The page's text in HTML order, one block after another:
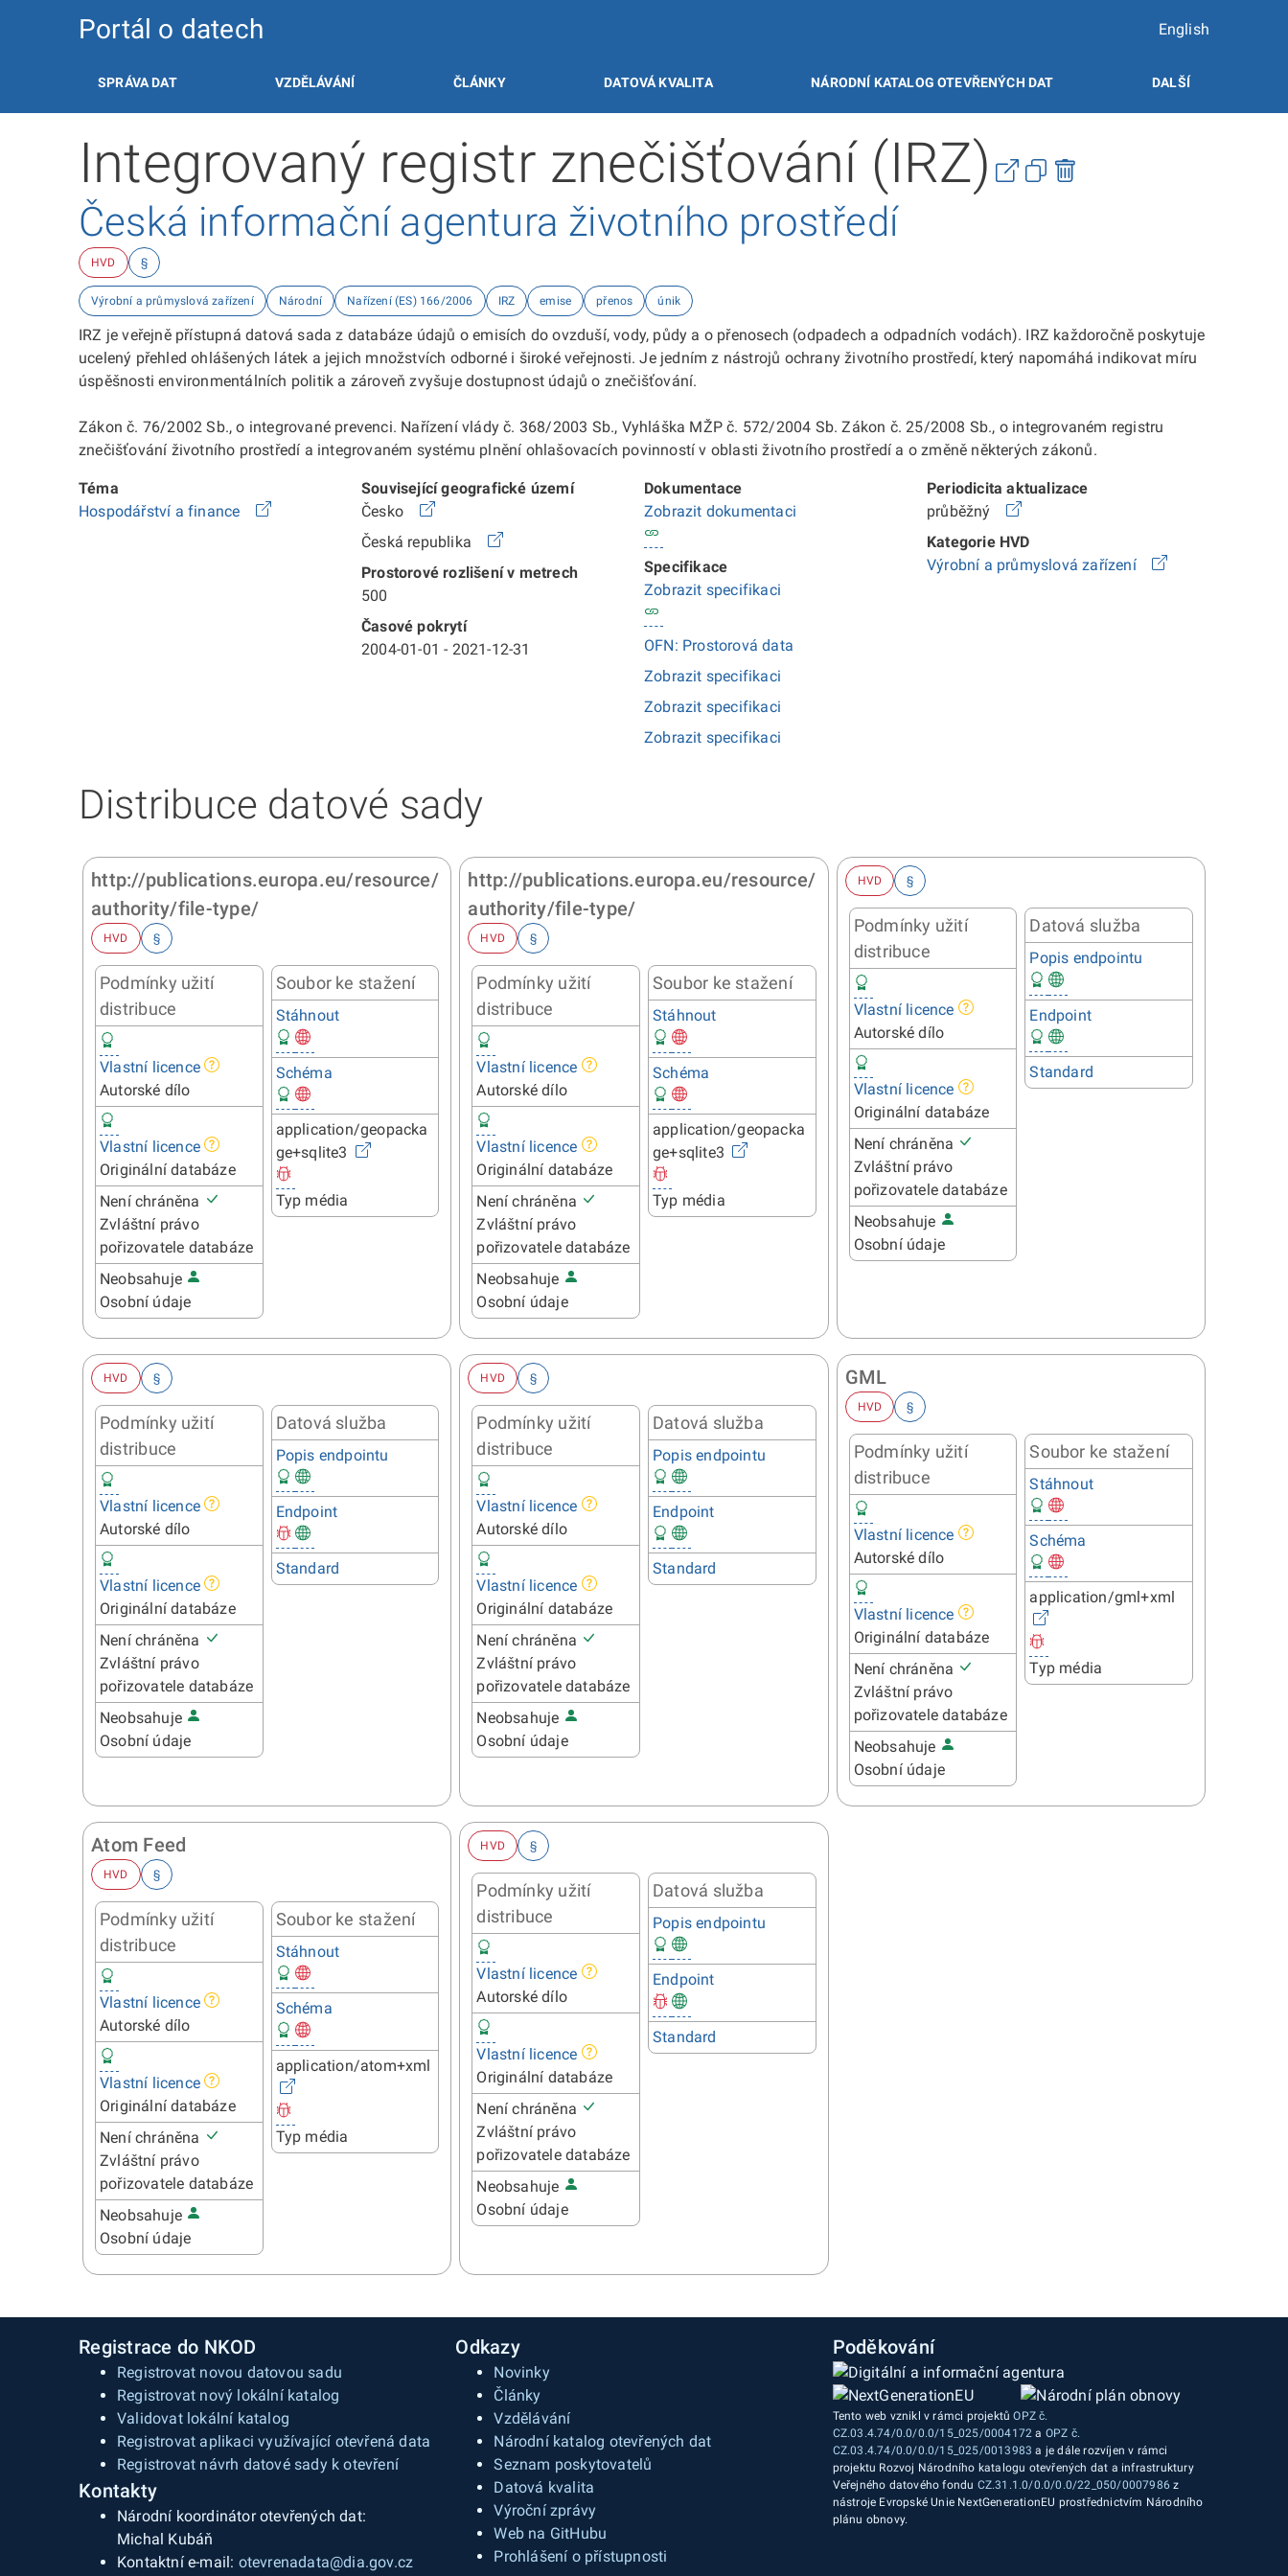
Portál o datech English
SPRÁVA DAT VZDĚLÁVÁNÍ ČLÁNKY DATOVÁ KVALITA NÁRODNÍ KATALOG OTEVŘENÝCH DAT DALŠÍ
Integrovaný registr znečišťování (IRZ)
Česká informační agentura životního prostředí
HVD §
Výrobní a průmyslová zařízení Národní Nařízení (ES) 166/2006 IRZ emise přenos únik
IRZ je veřejně přístupná datová sada z databáze údajů o emisích do ovzduší, vody, půdy a o přenosech (odpadech a odpadních vodách). IRZ každoročně poskytuje
ucelený přehled ohlášených látek a jejich množstvích odborné i široké veřejnosti. Je jedním z nástrojů ochrany životního prostředí, který napomáhá indikovat míru
úspěšnosti environmentálních politik a zároveň zvyšuje dostupnost údajů o znečišťování.
Zákon č. 76/2002 Sb., o integrované prevenci. Nařízení vlády č. 368/2003 Sb., Vyhláška MŽP č. 572/2004 Sb. Zákon č. 25/2008 Sb., o integrovaném registru
znečišťování životního prostředí a integrovaném systému plnění ohlašovacích povinností v oblasti životního prostředí a o změně některých zákonů.
Téma
Hospodářství a finance
Související geografické území
Česko
Česká republika
Prostorové rozlišení v metrech
500
Časové pokrytí
2004-01-01 - 2021-12-31
Dokumentace
Zobrazit dokumentaci
Specifikace
Zobrazit specifikaci
OFN: Prostorová data
Zobrazit specifikaci
Zobrazit specifikaci
Zobrazit specifikaci
Periodicita aktualizace
průběžný
Kategorie HVD
Výrobní a průmyslová zařízení
Distribuce datové sady
http://publications.europa.eu/resource/
authority/file-type/
HVD §
Podmínky užití
distribuce
Vlastní licence
Autorské dílo
Vlastní licence
Originální databáze
Není chráněna
Zvláštní právo
pořizovatele databáze
Neobsahuje
Osobní údaje
Soubor ke stažení
Stáhnout
Schéma
application/geopacka
ge+sqlite3
Typ média
http://publications.europa.eu/resource/
authority/file-type/
HVD §
Podmínky užití
distribuce
Vlastní licence
Autorské dílo
Vlastní licence
Originální databáze
Není chráněna
Zvláštní právo
pořizovatele databáze
Neobsahuje
Osobní údaje
Soubor ke stažení
Stáhnout
Schéma
application/geopacka
ge+sqlite3
Typ média
HVD §
Podmínky užití
distribuce
Vlastní licence
Autorské dílo
Vlastní licence
Originální databáze
Není chráněna
Zvláštní právo
pořizovatele databáze
Neobsahuje
Osobní údaje
Datová služba
Popis endpointu
Endpoint
Standard
HVD §
Podmínky užití
distribuce
Vlastní licence
Autorské dílo
Vlastní licence
Originální databáze
Není chráněna
Zvláštní právo
pořizovatele databáze
Neobsahuje
Osobní údaje
Datová služba
Popis endpointu
Endpoint
Standard
HVD §
Podmínky užití
distribuce
Vlastní licence
Autorské dílo
Vlastní licence
Originální databáze
Není chráněna
Zvláštní právo
pořizovatele databáze
Neobsahuje
Osobní údaje
Datová služba
Popis endpointu
Endpoint
Standard
GML
HVD §
Podmínky užití
distribuce
Vlastní licence
Autorské dílo
Vlastní licence
Originální databáze
Není chráněna
Zvláštní právo
pořizovatele databáze
Neobsahuje
Osobní údaje
Soubor ke stažení
Stáhnout
Schéma
application/gml+xml
Typ média
Atom Feed
HVD §
Podmínky užití
distribuce
Vlastní licence
Autorské dílo
Vlastní licence
Originální databáze
Není chráněna
Zvláštní právo
pořizovatele databáze
Neobsahuje
Osobní údaje
Soubor ke stažení
Stáhnout
Schéma
application/atom+xml
Typ média
HVD §
Podmínky užití
distribuce
Vlastní licence
Autorské dílo
Vlastní licence
Originální databáze
Není chráněna
Zvláštní právo
pořizovatele databáze
Neobsahuje
Osobní údaje
Datová služba
Popis endpointu
Endpoint
Standard
Registrace do NKOD
Registrovat novou datovou sadu
Registrovat nový lokální katalog
Validovat lokální katalog
Registrovat aplikaci využívající otevřená data
Registrovat návrh datové sady k otevření
Kontakty
Národní koordinátor otevřených dat:
Michal Kubáň
Kontaktní e-mail: otevrenadata@dia.gov.cz
Odkazy
Novinky
Články
Vzdělávání
Národní katalog otevřených dat
Seznam poskytovatelů
Datová kvalita
Výroční zprávy
Web na GitHubu
Prohlášení o přístupnosti
Poděkování
Tento web vznikl v rámci projektůOPZ č.
CZ.03.4.74/0.0/0.0/15_025/0004172 a OPZ č.
CZ.03.4.74/0.0/0.0/15_025/0013983 a je dále rozvíjen v rámci
projektu Rozvoj Národního katalogu otevřených dat a infrastruktury
Veřejného datového fondu CZ.31.1.0/0.0/0.0/22_050/0007986 z
nástroje Evropské Unie NextGenerationEU prostřednictvím Národního
plánu obnovy.